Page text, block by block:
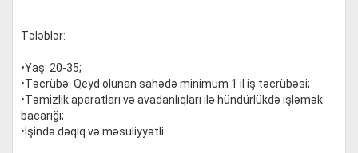
Tələblər:
•Yaş: 20-35;
•Təcrübə: Qeyd olunan sahədə minimum 1 il iş təcrübəsi;
•Təmizlik aparatları və avadanlıqları ilə hündürlükdə işləmək
bacarığı;
•İşində dəqiq və məsuliyyətli.